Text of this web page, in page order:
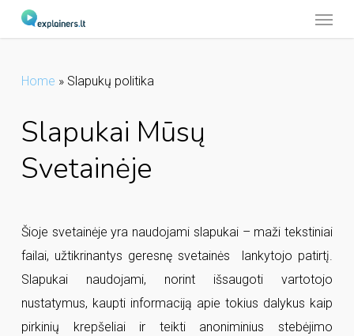
Skip
to
content
Home » Slapukų politika
Slapukai Mūsų
Svetainėje
Šioje svetainėje yra naudojami slapukai – maži tekstiniai
failai, užtikrinantys geresnę svetainės lankytojo patirtį.
Slapukai naudojami, norint išsaugoti vartotojo
nustatymus, kaupti informaciją apie tokius dalykus kaip
pirkinių krepšeliai ir teikti anoniminius stebėjimo